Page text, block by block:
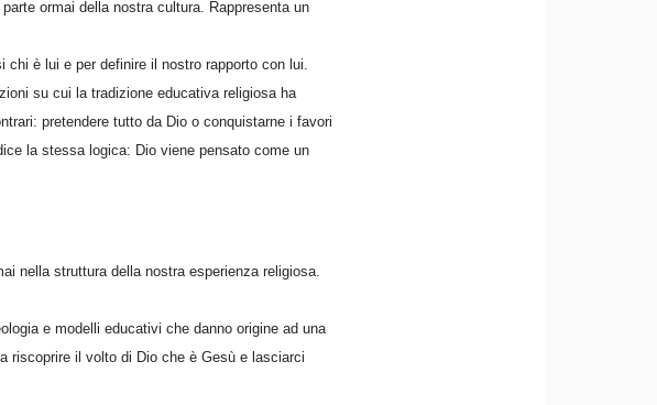
ormai della nostra cultura. Rappresenta un
chi è lui e per definire il nostro rapporto con lui.
su cui la tradizione educativa religiosa ha
pretendere tutto da Dio o conquistarne i favori
la stessa logica: Dio viene pensato come un
nella struttura della nostra esperienza religiosa.
e modelli educativi che danno origine ad una
riscoprire il volto di Dio che è Gesù e lasciarci